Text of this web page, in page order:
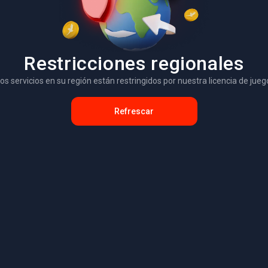
Restricciones regionales
servicios en su región están restringidos por nuestra licencia de
Refrescar